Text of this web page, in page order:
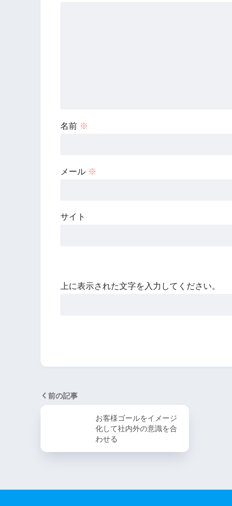
名前 ※
メール ※
サイト
上に表示された文字を入力してください。
前の記事
お客様ゴールをイメージ
化して社内外の意識を合
わせる